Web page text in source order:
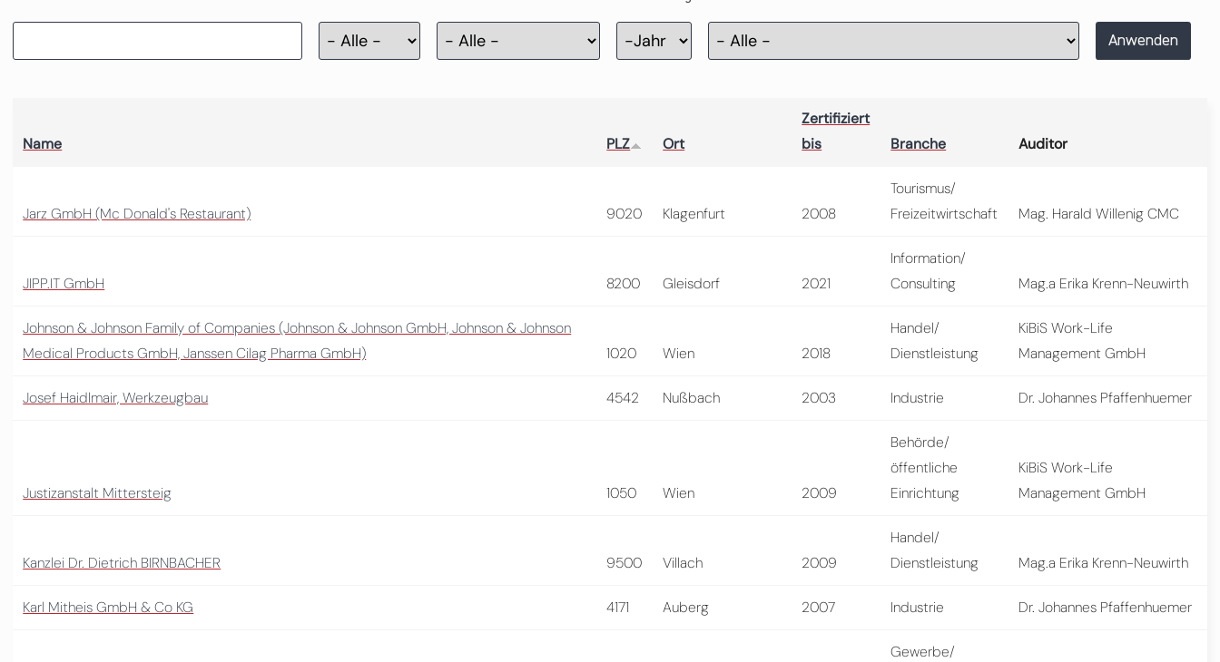
Zertifizierung
Jahr Anwenden
Name PLZ Ort
Zertifiziert
bis
Branche Auditor
Jarz GmbH (Mc Donald's Restaurant) 9020 Klagenfurt 2008
Tourismus/
Freizeitwirtschaft
Mag. Harald Willenig CMC
JIPP.IT GmbH 8200 Gleisdorf 2021
Information/
Consulting
Mag.a Erika Krenn-Neuwirth
Johnson & Johnson Family of Companies (Johnson & Johnson GmbH, Johnson & Johnson
Medical Products GmbH, Janssen Cilag Pharma GmbH)
1020 Wien 2018
Handel/
Dienstleistung
KiBiS Work-Life
Management GmbH
Josef Haidlmair, Werkzeugbau 4542 Nußbach 2003 Industrie Dr. Johannes Pfaffenhuemer
Justizanstalt Mittersteig 1050 Wien 2009
Behörde/
öffentliche
Einrichtung
KiBiS Work-Life
Management GmbH
Kanzlei Dr. Dietrich BIRNBACHER 9500 Villach 2009
Handel/
Dienstleistung
Mag.a Erika Krenn-Neuwirth
Karl Mitheis GmbH & Co KG 4171 Auberg 2007 Industrie Dr. Johannes Pfaffenhuemer
Gewerbe/